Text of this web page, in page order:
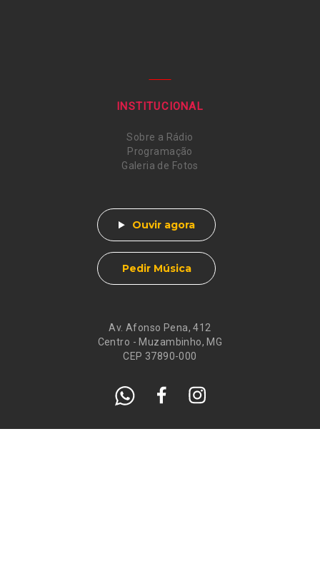
Av. Afonso Pena, 412
Centro - Muzambinho, MG
CEP 37890-000
INSTITUCIONAL
Sobre a Rádio
Programação
Galeria de Fotos
Ouvir agora
Pedir Música